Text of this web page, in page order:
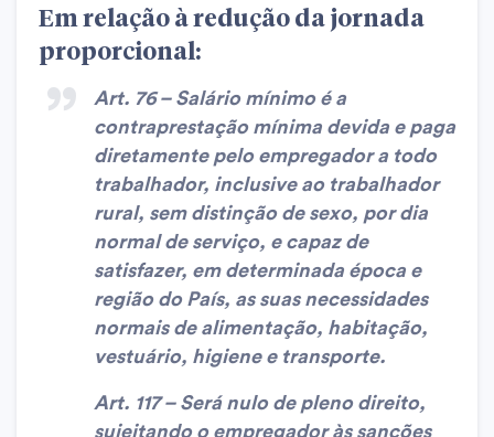
Em relação à redução da jornada
proporcional:
Art. 76 – Salário mínimo é a
contraprestação mínima devida e paga
diretamente pelo empregador a todo
trabalhador, inclusive ao trabalhador
rural, sem distinção de sexo, por dia
normal de serviço, e capaz de
satisfazer, em determinada época e
região do País, as suas necessidades
normais de alimentação, habitação,
vestuário, higiene e transporte.
Art. 117 – Será nulo de pleno direito,
sujeitando o empregador às sanções